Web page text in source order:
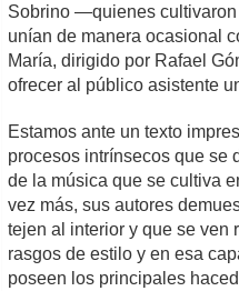
Sobrino —quienes
unían de manera ocasional
María, dirigido por Rafael
ofrecer al público asistente
Estamos ante un texto
procesos intrínsecos que se
de la música que se cultiva
vez más, sus autores
tejen al interior y que se ven
rasgos de estilo y en esa
poseen los principales